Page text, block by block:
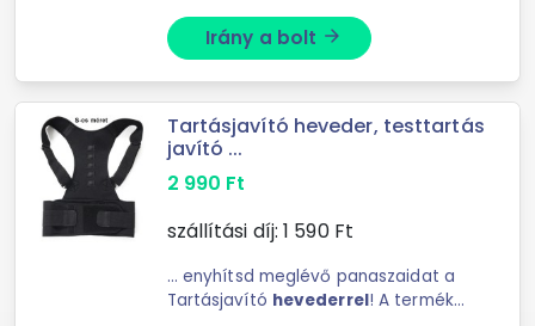
Irány a bolt arrow_forward
Tartásjavító heveder, testtartás
javító ...
2 990 Ft
szállítási díj: 1 590Ft
... enyhítsd meglévő panaszaidat a
Tartásjavító hevederrel! A terméket